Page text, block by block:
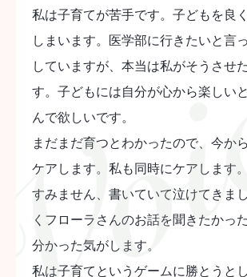
私は子育てが苦手です。子どもを良
しまいます。医学部に行きたいと言
していますが、本当は私がそうさせ
す。子どもには自分が心から楽しい
んで欲しいです。
まだまだ育つとわかったので、今か
ケアします。私も同時にケアします。
すみません、書いていて泣けてきま
くフローラさんのお話を聞きたかっ
分かった気がします。
私は子育てというゲームに勝とうと